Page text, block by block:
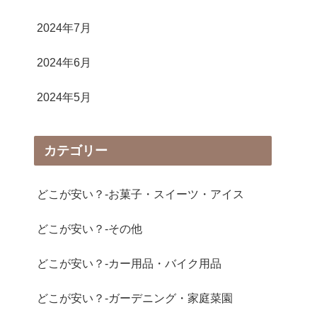
2024年7月
2024年6月
2024年5月
カテゴリー
どこが安い？-お菓子・スイーツ・アイス
どこが安い？-その他
どこが安い？-カー用品・バイク用品
どこが安い？-ガーデニング・家庭菜園